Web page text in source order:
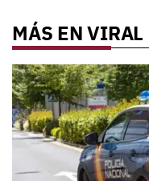
MÁS EN VIRAL